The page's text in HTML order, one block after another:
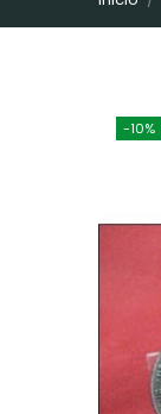
-10%